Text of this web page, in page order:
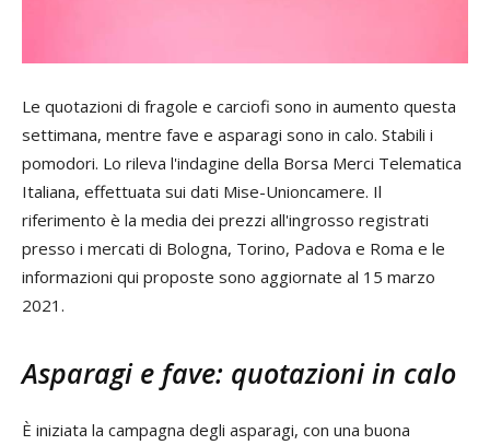
Le quotazioni di fragole e carciofi sono in aumento questa
settimana, mentre fave e asparagi sono in calo. Stabili i
pomodori. Lo rileva l'indagine della Borsa Merci Telematica
Italiana, effettuata sui dati Mise-Unioncamere. Il
riferimento è la media dei prezzi all'ingrosso registrati
presso i mercati di Bologna, Torino, Padova e Roma e le
informazioni qui proposte sono aggiornate al 15 marzo
2021.
Asparagi e fave: quotazioni in calo
È iniziata la campagna degli asparagi, con una buona